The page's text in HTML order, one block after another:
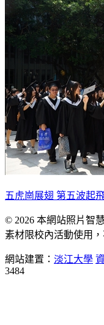
五虎崗展翅 第五波起
© 2026 本網站照片智
素材限校內活動使用
網站建置： 淡江大學
3484